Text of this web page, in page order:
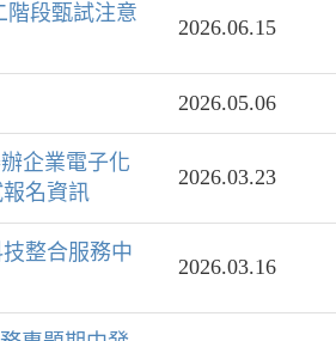
階段甄試注意
2026.06.15
2026.05.06
企業電子化
名資訊
2026.03.23
整合服務中
2026.03.16